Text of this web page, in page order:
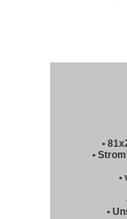
•
•
•
•